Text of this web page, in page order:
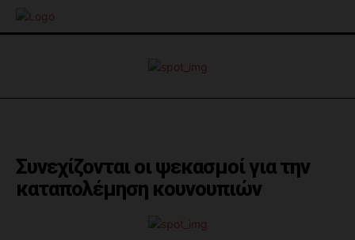
Συνεχίζονται οι ψεκασμοί για την
καταπολέμηση κουνουπιών